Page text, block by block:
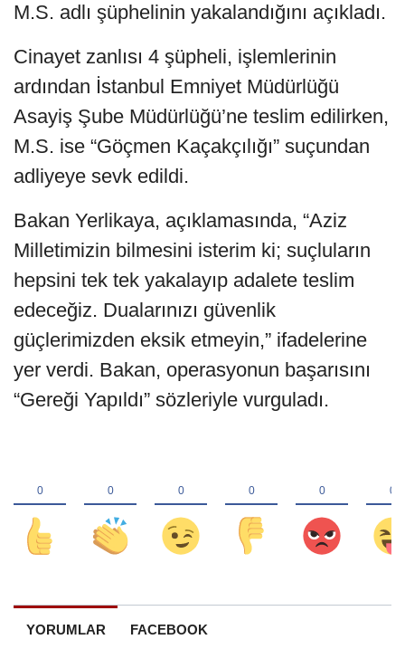
M.S. adlı şüphelinin yakalandığını açıkladı.
Cinayet zanlısı 4 şüpheli, işlemlerinin
ardından İstanbul Emniyet Müdürlüğü
Asayiş Şube Müdürlüğü’ne teslim edilirken,
M.S. ise “Göçmen Kaçakçılığı” suçundan
adliyeye sevk edildi.
Bakan Yerlikaya, açıklamasında, “Aziz
Milletimizin bilmesini isterim ki; suçluların
hepsini tek tek yakalayıp adalete teslim
edeceğiz. Dualarınızı güvenlik
güçlerimizden eksik etmeyin,” ifadelerine
yer verdi. Bakan, operasyonun başarısını
“Gereği Yapıldı” sözleriyle vurguladı.
YORUMLAR FACEBOOK